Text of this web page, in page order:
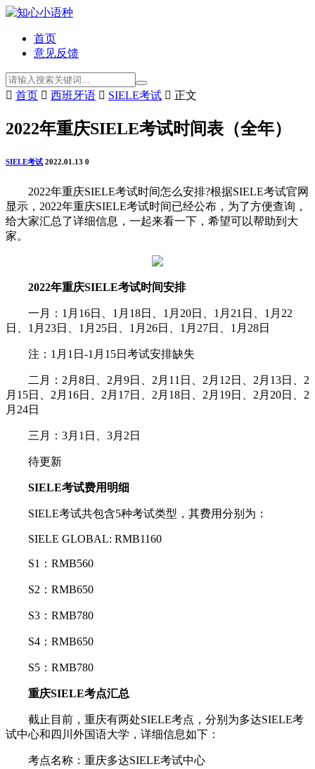
首页
意见反馈
 首页  西班牙语  SIELE考试  正文
2022年重庆SIELE考试时间表（全年）
SIELE考试 2022.01.13 0
2022年重庆SIELE考试时间怎么安排?根据SIELE考试官网
显示，2022年重庆SIELE考试时间已经公布，为了方便查询，
给大家汇总了详细信息，一起来看一下，希望可以帮助到大
家。
2022年重庆SIELE考试时间安排
一月：1月16日、1月18日、1月20日、1月21日、1月22
日、1月23日、1月25日、1月26日、1月27日、1月28日
注：1月1日-1月15日考试安排缺失
二月：2月8日、2月9日、2月11日、2月12日、2月13日、2
月15日、2月16日、2月17日、2月18日、2月19日、2月20日、2
月24日
三月：3月1日、3月2日
待更新
SIELE考试费用明细
SIELE考试共包含5种考试类型，其费用分别为：
SIELE GLOBAL: RMB1160
S1：RMB560
S2：RMB650
S3：RMB780
S4：RMB650
S5：RMB780
重庆SIELE考点汇总
截止目前，重庆有两处SIELE考点，分别为多达SIELE考
试中心和四川外国语大学，详细信息如下：
考点名称：重庆多达SIELE考试中心